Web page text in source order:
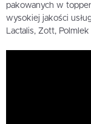
pakowanych w
wysokiej jakości
Lactalis, Zott,